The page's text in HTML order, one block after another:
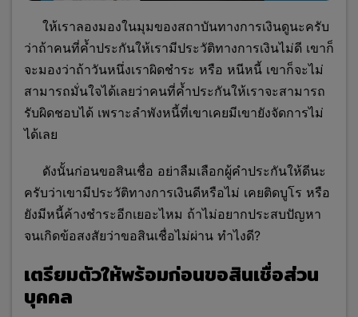
ให้เราลองมองในมุมของสถาบันทางการเงินดูนะครับ
ว่าถ้าคนที่ค้ำประกันให้เรามีประวัติทางการเงินไม่ดี เขาก็
จะมองว่าถ้าวันหนึ่งเราผิดชำระ หรือ หนีหนี้ เขาก็จะไม่
สามารถมั่นใจได้เลยว่าคนที่ค้ำประกันให้เราจะสามารถ
รับผิดชอบได้ เพราะลำพังหนี้ที่เขาเคยมีเขายังจัดการไม่
ได้เลย
ดังนั้นก่อนขอสินเชื่อ อย่าลืมเลือกผู้คำประกันให้ดีนะ
ครับว่าเขามีประวัติทางการเงินดีหรือไม่ เคยติดบูโร หรือ
ยังมีหนี้ค้างชำระอีกเยอะไหม ถ้าไม่อยากประสบปัญหา
จนเกิดข้อสงสัยว่าขอสินเชื่อไม่ผ่าน ทำไงดี?
เตรียมตัวให้พร้อมก่อนขอสินเชื่อส่วน
บุคคล